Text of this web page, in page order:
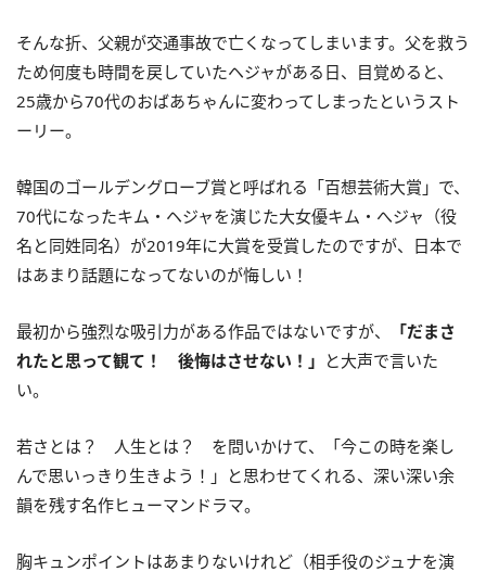
そんな折、父親が交通事故で亡くなってしまいます。父を救う
ため何度も時間を戻していたヘジャがある日、目覚めると、
25歳から70代のおばあちゃんに変わってしまったというスト
ーリー。
韓国のゴールデングローブ賞と呼ばれる「百想芸術大賞」で、
70代になったキム・ヘジャを演じた大女優キム・へジャ（役
名と同姓同名）が2019年に大賞を受賞したのですが、日本で
はあまり話題になってないのが悔しい！
最初から強烈な吸引力がある作品ではないですが、
「だまさ
れたと思って観て！ 後悔はさせない！」 と大声で言いた
い。
若さとは？ 人生とは？ を問いかけて、「今この時を楽し
んで思いっきり生きよう！」と思わせてくれる、深い深い余
韻を残す名作ヒューマンドラマ。
胸キュンポイントはあまりないけれど（相手役のジュナを演